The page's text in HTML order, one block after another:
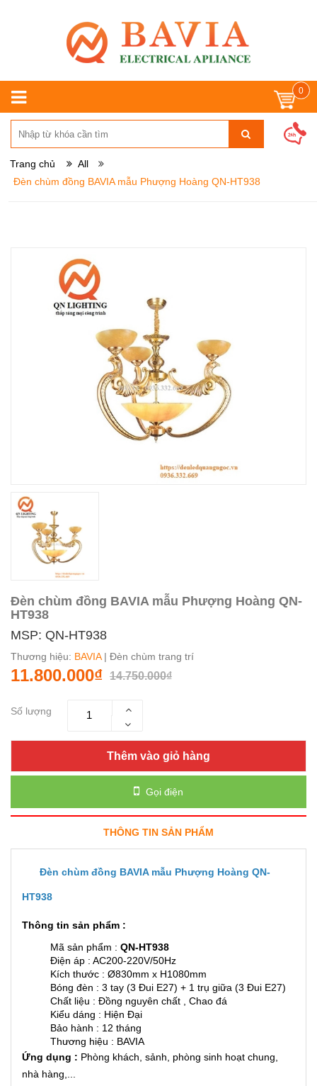
0
Trang chủ
All
Đèn chùm đồng BAVIA mẫu Phượng Hoàng QN-HT938
Đèn chùm đồng BAVIA mẫu Phượng Hoàng QN-
HT938
MSP: QN-HT938
Thương hiệu: BAVIA| Đèn chùm trang trí
11.800.000₫ 14.750.000₫
Số lượng
Thêm vào giỏ hàng
Gọi điện
THÔNG TIN SẢN PHẨM
Đèn chùm đồng BAVIA mẫu Phượng Hoàng QN-
HT938
Thông tin sản phẩm :
Mã sản phẩm : QN-HT938
Điện áp : AC200-220V/50Hz
Kích thước : Ø830mm x H1080mm
Bóng đèn : 3 tay (3 Đui E27) + 1 trụ giữa (3 Đui E27)
Chất liệu : Đồng nguyên chất , Chao đá
Kiểu dáng : Hiện Đại
Bảo hành : 12 tháng
Thương hiệu : BAVIA
Ứng dụng : Phòng khách, sảnh, phòng sinh hoạt chung,
nhà hàng,...